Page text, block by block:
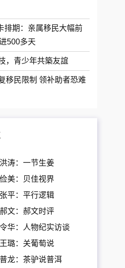
排期：亲属移民大幅前
500多天
，青少年共築友誼
移民限制 领补助者恐难
涛：一节生姜
美：贝佳视界
平：平行逻辑
文：郝文时评
华：人物纪实访谈
璐：关葡萄说
龙：茶驴说普洱